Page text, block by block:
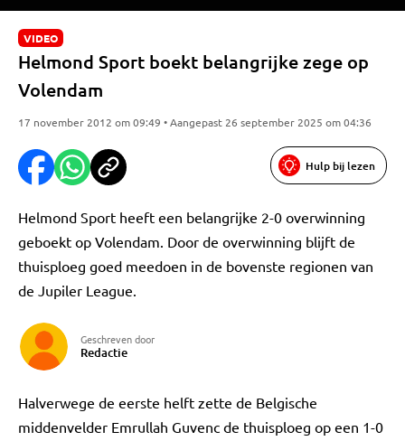
VIDEO
Helmond Sport boekt belangrijke zege op
Volendam
17 november 2012 om 09:49 • Aangepast 26 september 2025 om 04:36
Hulp bij lezen
Helmond Sport heeft een belangrijke 2-0 overwinning
geboekt op Volendam. Door de overwinning blijft de
thuisploeg goed meedoen in de bovenste regionen van
de Jupiler League.
Geschreven door
Redactie
Halverwege de eerste helft zette de Belgische
middenvelder Emrullah Guvenc de thuisploeg op een 1-0